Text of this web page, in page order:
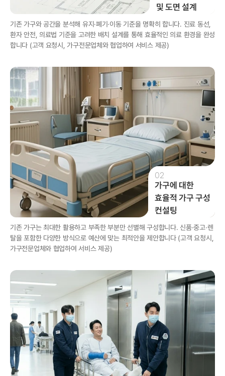
및 도면 설계
기존 가구와 공간을 분석해 유지·폐기·이동 기준을 명확히 합니다. 진료 동선,
환자 안전, 의료법 기준을 고려한 배치 설계를 통해 효율적인 의료 환경을 완성
합니다 (고객 요청시, 가구전문업체와 협업하여 서비스 제공)
02
가구에 대한
효율적 가구 구성
컨설팅
기존 가구는 최대한 활용하고 부족한 부분만 선별해 구성합니다. 신품·중고·렌
탈을 포함한 다양한 방식으로 예산에 맞는 최적안을 제안합니다 (고객 요청시,
가구전문업체와 협업하여 서비스 제공)